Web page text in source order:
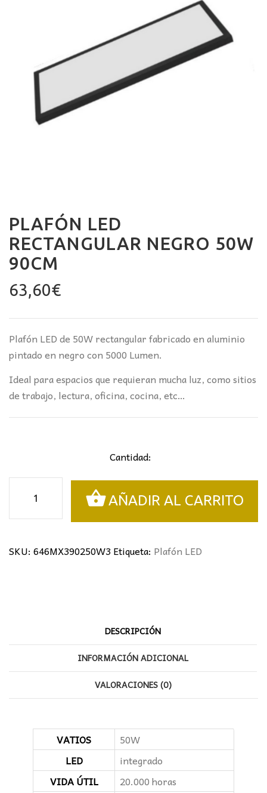
PLAFÓN LED
RECTANGULAR NEGRO 50W
90CM
63,60€
Plafón LED de 50W rectangular fabricado en aluminio
pintado en negro con 5000 Lumen.
Ideal para espacios que requieran mucha luz, como sitios
de trabajo, lectura, oficina, cocina, etc…
Cantidad:
Rectangular
50W
AÑADIR AL CARRITO
SKU: 646MX390250W3 Etiqueta: Plafón LED
DESCRIPCIÓN
INFORMACIÓN ADICIONAL
VALORACIONES (0)
VATIOS
50W
LED
integrado
VIDA ÚTIL
20.000 horas